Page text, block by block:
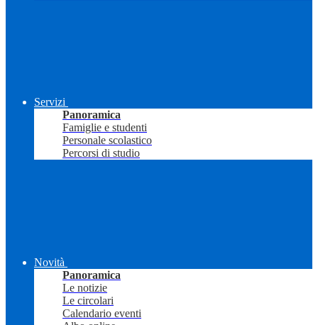
Servizi
Panoramica
Famiglie e studenti
Personale scolastico
Percorsi di studio
Novità
Panoramica
Le notizie
Le circolari
Calendario eventi